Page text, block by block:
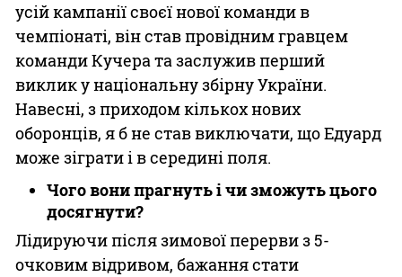
усій кампанії своєї нової команди в
чемпіонаті, він став провідним гравцем
команди Кучера та заслужив перший
виклик у національну збірну України.
Навесні, з приходом кількох нових
оборонців, я б не став виключати, що Едуард
може зіграти і в середині поля.
Чого вони прагнуть і чи зможуть цього
досягнути?
Лідируючи після зимової перерви з 5-
очковим відривом, бажання стати